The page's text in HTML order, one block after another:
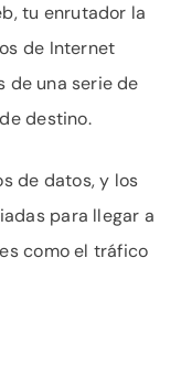
tu enrutador la
de Internet
de una serie de
destino.
de datos, y los
para llegar a
como el tráfico